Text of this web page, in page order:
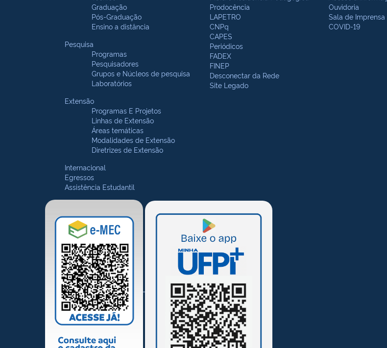
Graduação
Pós-Graduação
Ensino a distância
Pesquisa
Programas
Pesquisadores
Grupos e Núcleos de pesquisa
Laboratórios
Extensão
Programas E Projetos
Linhas de Extensão
Áreas temáticas
Modalidades de Extensão
Diretrizes de Extensão
Internacional
Egressos
Assistência Estudantil
Prodocência
LAPETRO
CNPq
CAPES
Periódicos
FADEX
FINEP
Desconectar da Rede
Site Legado
Ouvidoria
Sala de Imprensa
COVID-19